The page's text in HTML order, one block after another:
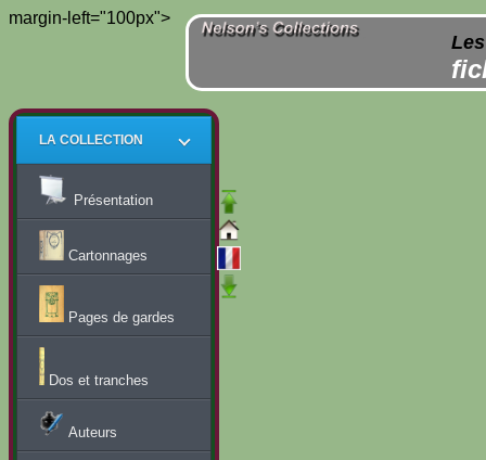
margin-left="100px">
LA COLLECTION
Présentation
Cartonnages
Pages de gardes
Dos et tranches
Auteurs